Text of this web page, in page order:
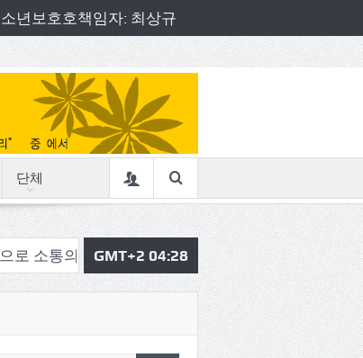
년보호호책임자: 최상규
단체
시작 삼육중 4-H 환경동아리, 구리시청서 특별
GMT+2 04:28